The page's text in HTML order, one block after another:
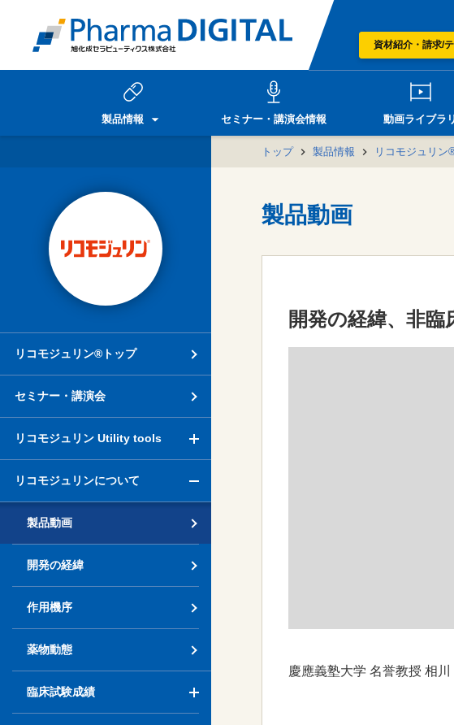
資材紹介・請求/
製品情報 セミナー・講演会情報 動画ライブラ
トップ 製品情報 リコモジュリン
リコモジュリン®トップ
セミナー・講演会
リコモジュリン Utility tools
リコモジュリンについて
製品動画
開発の経緯
作用機序
薬物動態
臨床試験成績
製品動画
開発の経緯、非臨
慶應義塾大学 名誉教授 相川